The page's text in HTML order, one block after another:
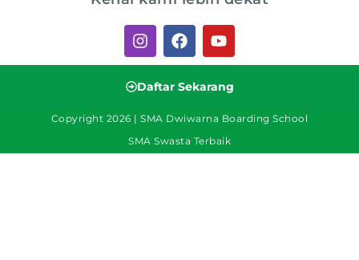
Daftar Sekarang
Copyright 2026 | SMA Dwiwarna Boarding School
SMA Swasta Terbaik